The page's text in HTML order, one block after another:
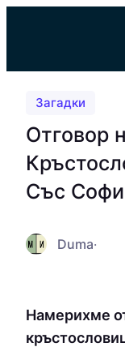
Загадки
Отговор
Със
Duma·
Намерихме